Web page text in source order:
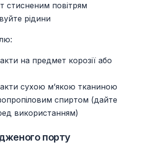
стисненим повітрям
рідини
на предмет корозії або
сухою м’якою тканиною
спиртом (дайте
використанням)
порту